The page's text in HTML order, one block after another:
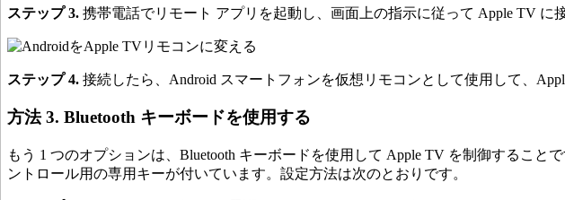
ステップ 3. 携帯電話でリモート アプリを起動し、画面上の指示に従って Apple TV に
ステップ 4. 接続したら、Android スマートフォンを仮想リモコンとして使用して、
方法 3. Bluetooth キーボードを使用する
もう 1 つのオプションは、Bluetooth キーボードを使用して Apple TV を制御するこ
ントロール用の専用キーが付いています。設定方法は次のとおりです。